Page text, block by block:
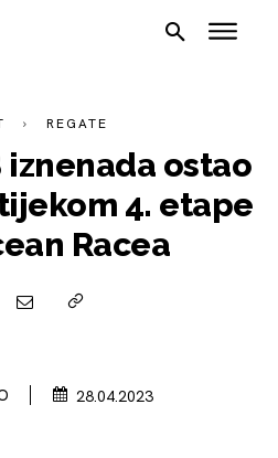
REGATE
iznenada ostao
4. etape
Racea
28.04.2023